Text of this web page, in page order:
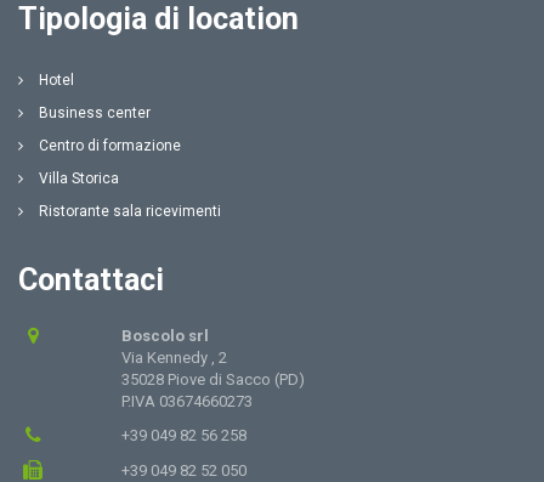
Tipologia di location
Hotel
Business center
Centro di formazione
Villa Storica
Ristorante sala ricevimenti
Contattaci
Boscolo srl
Via Kennedy , 2
35028 Piove di Sacco (PD)
P.IVA 03674660273
+39 049 82 56 258
+39 049 82 52 050